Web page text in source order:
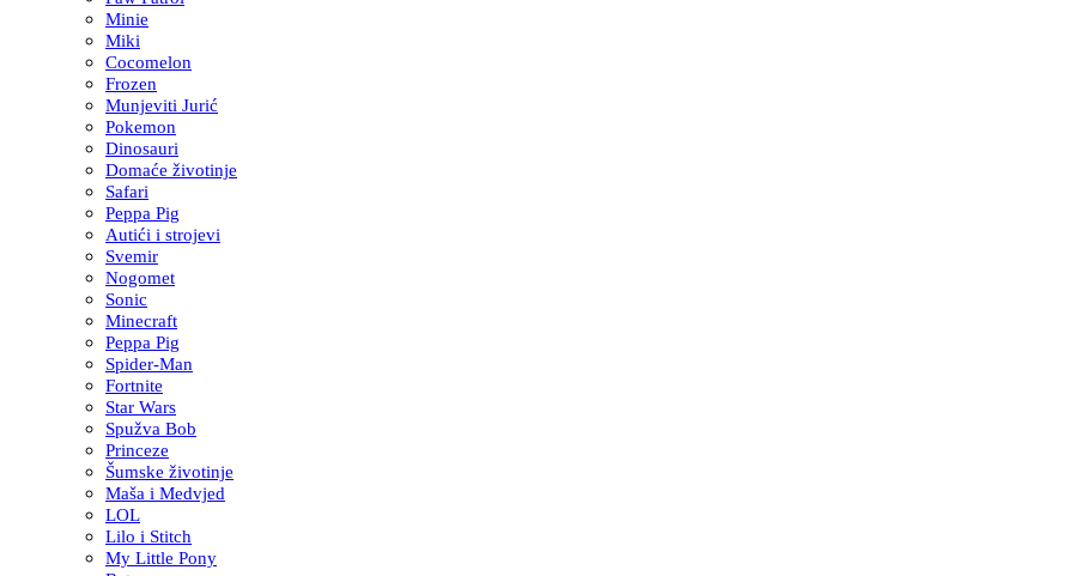
Minie
Miki
Cocomelon
Frozen
Munjeviti Jurić
Pokemon
Dinosauri
Domaće životinje
Safari
Peppa Pig
Autići i strojevi
Svemir
Nogomet
Sonic
Minecraft
Peppa Pig
Spider-Man
Fortnite
Star Wars
Spužva Bob
Princeze
Šumske životinje
Maša i Medvjed
LOL
Lilo i Stitch
My Little Pony